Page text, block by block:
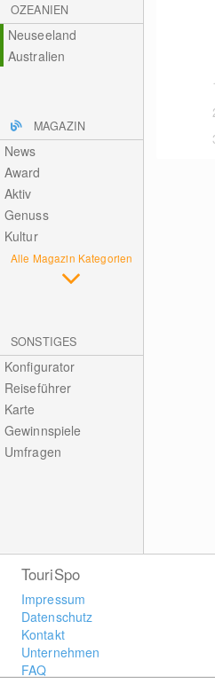
OZEANIEN
Neuseeland
Australien
MAGAZIN
News
Award
Aktiv
Genuss
Kultur
Alle Magazin Kategorien
SONSTIGES
Konfigurator
Reiseführer
Karte
Gewinnspiele
Umfragen
TouriSpo
Impressum
Datenschutz
Kontakt
Unternehmen
FAQ